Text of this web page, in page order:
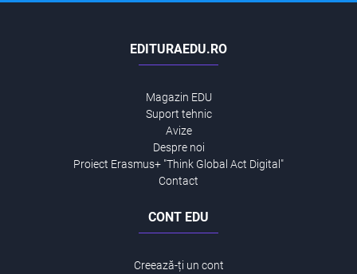
EDITURAEDU.RO
Magazin EDU
Suport tehnic
Avize
Despre noi
Proiect Erasmus+ "Think Global Act Digital"
Contact
CONT EDU
Creează-ți un cont